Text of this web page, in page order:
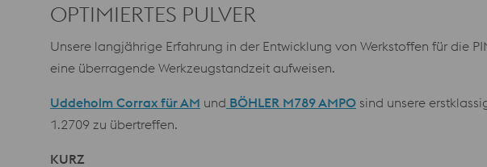
OPTIMIERTES PULVER
Unsere langjährige Erfahrung in der Entwicklung von Werkstoffen für die
eine überragende Werkzeugstandzeit aufweisen.
Uddeholm Corrax für AM und BÖHLER M789 AMPO sind unsere
1.2709 zu übertreffen.
KURZ